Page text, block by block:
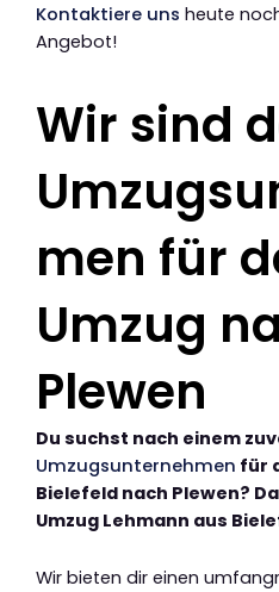
Kontaktiere uns heute
Angebot!
Wir sind
men für
Umzug
Plewen
Du suchst nach einem
Umzugsunternehmen für
Bielefeld nach Plewen?
Umzug Lehmann aus
Wir bieten dir einen